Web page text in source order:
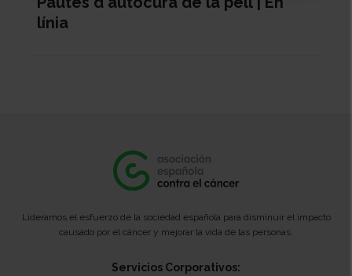
línia
Lideramos el esfuerzo de la sociedad española para disminuir el impacto
causado por el cáncer y mejorar la vida de las personas.
Servicios Corporativos: